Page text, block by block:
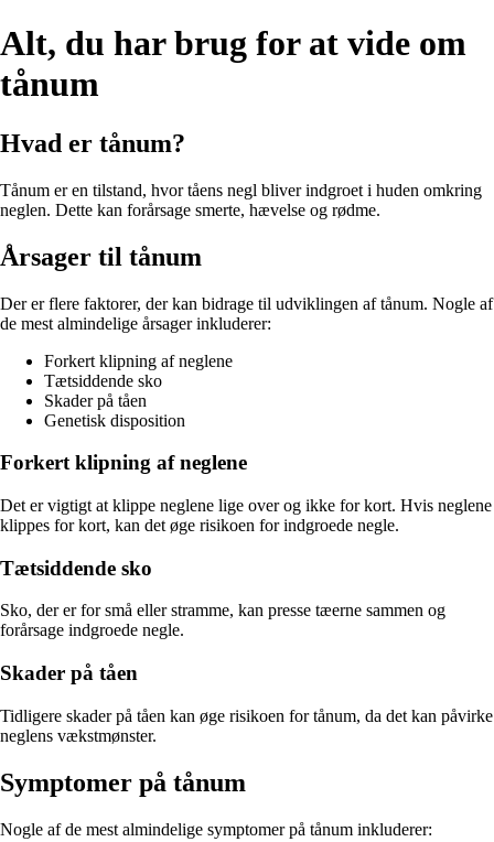
Alt, du har brug for at vide om
tånum
Hvad er tånum?
Tånum er en tilstand, hvor tåens negl bliver indgroet i huden omkring
neglen. Dette kan forårsage smerte, hævelse og rødme.
Årsager til tånum
Der er flere faktorer, der kan bidrage til udviklingen af tånum. Nogle af
de mest almindelige årsager inkluderer:
Forkert klipning af neglene
Tætsiddende sko
Skader på tåen
Genetisk disposition
Forkert klipning af neglene
Det er vigtigt at klippe neglene lige over og ikke for kort. Hvis neglene
klippes for kort, kan det øge risikoen for indgroede negle.
Tætsiddende sko
Sko, der er for små eller stramme, kan presse tæerne sammen og
forårsage indgroede negle.
Skader på tåen
Tidligere skader på tåen kan øge risikoen for tånum, da det kan påvirke
neglens vækstmønster.
Symptomer på tånum
Nogle af de mest almindelige symptomer på tånum inkluderer: